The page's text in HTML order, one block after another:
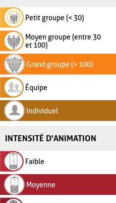
Petit groupe (< 30)
Moyen groupe (entre 30
et 100)
Grand groupe (> 100)
Équipe
Individuel
INTENSITÉ D'ANIMATION
Faible
Moyenne